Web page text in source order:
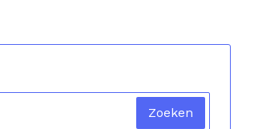
Zoeken